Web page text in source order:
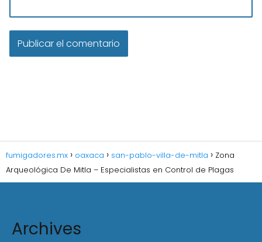
fumigadores.mx oaxaca san-pablo-villa-de-mitla
Zona
Arqueológica De Mitla – Especialistas en Control de Plagas
Archives